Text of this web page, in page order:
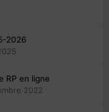
2026
RP en ligne
2022